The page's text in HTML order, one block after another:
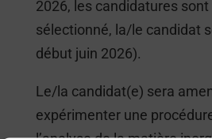
2026, les candidatures
sélectionné, la/le candidat
début juin 2026).
Le/la candidat(e) sera
expérimenter une